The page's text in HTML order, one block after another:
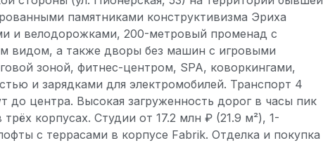
памятниками конструктивизма Эриха
и велодорожками, 200-метровый променад с
видом, а также дворы без машин с игровыми
зоной, фитнес-центром, SPA, коворкингами,
и зарядками для электромобилей. Транспорт 4
центра. Высокая загруженность дорог в часы пик
корпусах. Студии от 17.2 млн ₽ (21.9 м²), 1-
с террасами в корпусе Fabrik. Отделка и покупка